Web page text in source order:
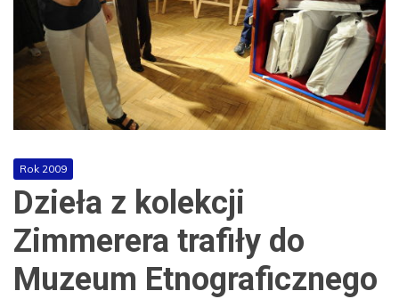
Rok 2009
Dzieła z kolekcji
Zimmerera trafiły do
Muzeum Etnograficznego